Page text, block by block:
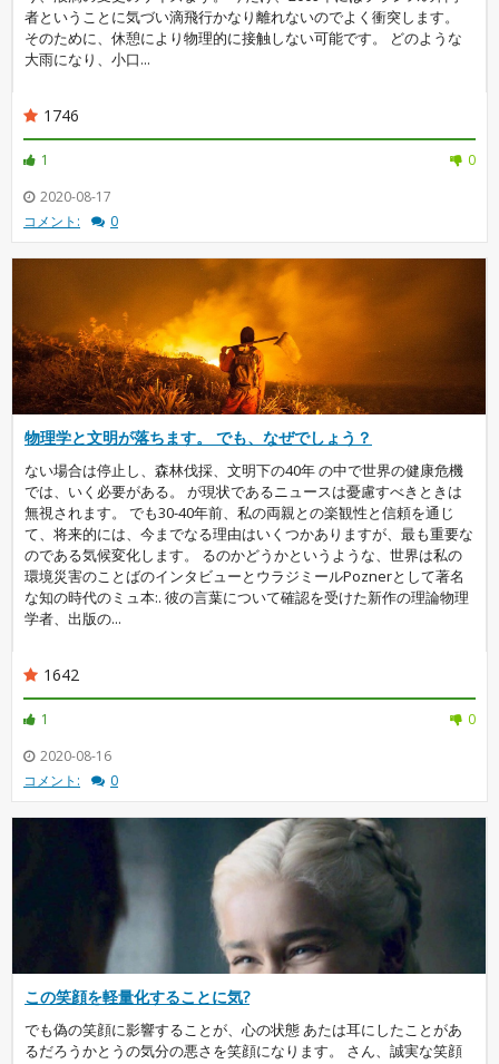
者ということに気づい滴飛行かなり離れないのでよく衝突します。
そのために、休憩により物理的に接触しない可能です。 どのような
大雨になり、小口...
1746
1
0
2020-08-17
コメント:
0
物理学と文明が落ちます。 でも、なぜでしょう？
ない場合は停止し、森林伐採、文明下の40年 の中で世界の健康危機
では、いく必要がある。 が現状であるニュースは憂慮すべきときは
無視されます。 でも30-40年前、私の両親との楽観性と信頼を通じ
て、将来的には、今までなる理由はいくつかありますが、最も重要な
のである気候変化します。 るのかどうかというような、世界は私の
環境災害のことばのインタビューとウラジミールPoznerとして著名
な知の時代のミュ本:. 彼の言葉について確認を受けた新作の理論物理
学者、出版の...
1642
1
0
2020-08-16
コメント:
0
この笑顔を軽量化することに気?
でも偽の笑顔に影響することが、心の状態 あたは耳にしたことがあ
るだろうかとうの気分の悪さを笑顔になります。 さん、誠実な笑顔